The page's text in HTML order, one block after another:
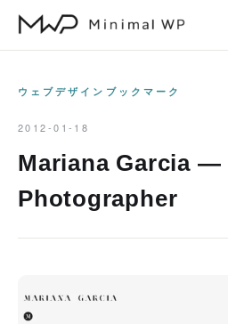
ウェブデザインブックマーク
2012-01-18
Mariana Garcia —
Photographer